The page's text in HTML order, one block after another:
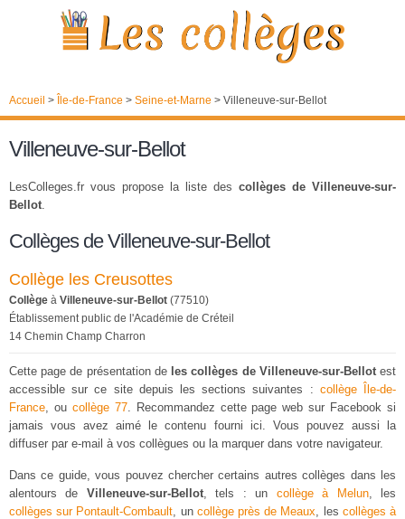
Accueil > Île-de-France > Seine-et-Marne > Villeneuve-sur-Bellot
Villeneuve-sur-Bellot
LesColleges.fr vous propose la liste des collèges de Villeneuve-sur-
Bellot.
Collèges de Villeneuve-sur-Bellot
Collège les Creusottes
Collège à Villeneuve-sur-Bellot (77510)
Établissement public de l'Académie de Créteil
14 Chemin Champ Charron
Cette page de présentation de les collèges de Villeneuve-sur-Bellotest
accessible sur ce site depuis les sections suivantes : collège Île-de-
France, ou collège 77. Recommandez cette page web sur Facebook si
jamais vous avez aimé le contenu fourni ici. Vous pouvez aussi la
diffuser par e-mail à vos collègues ou la marquer dans votre navigateur.
Dans ce guide, vous pouvez chercher certains autres collèges dans les
alentours de Villeneuve-sur-Bellot, tels : un collège à Melun, les
collèges sur Pontault-Combault, un collège près de Meaux, les collèges à